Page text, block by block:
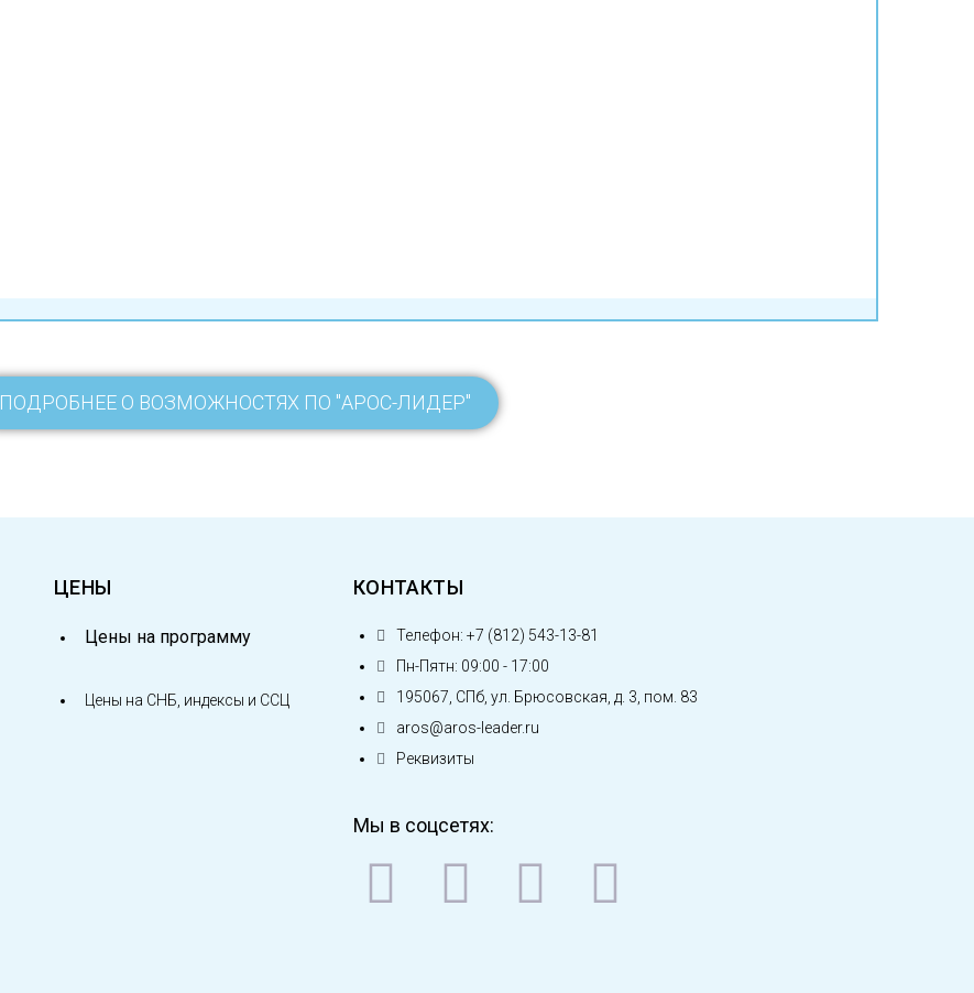
ПОДРОБНЕЕ О ВОЗМОЖНОСТЯХ ПО "АРОС-ЛИДЕР"
ЦЕНЫ
Цены на программу
Цены на СНБ, индексы и ССЦ
КОНТАКТЫ
Телефон: +7 (812) 543-13-81
Пн-Пятн: 09:00 - 17:00
195067, СПб, ул. Брюсовская, д. 3, пом. 83
aros@aros-leader.ru
Реквизиты
Мы в соцсетях: